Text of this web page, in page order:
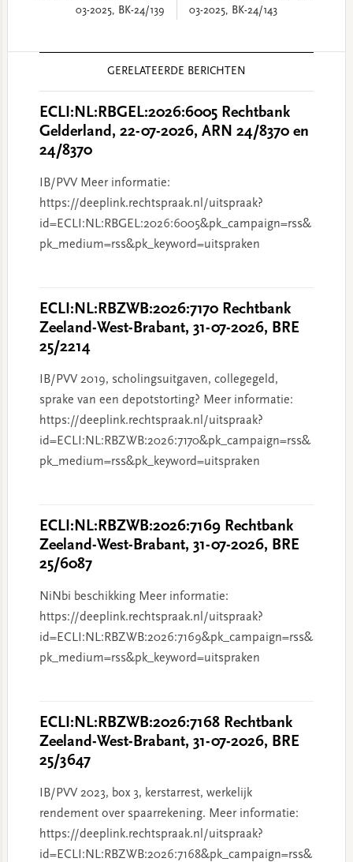
03-2025, BK-24/139
03-2025, BK-24/143
GERELATEERDE BERICHTEN
ECLI:NL:RBGEL:2026:6005 Rechtbank
Gelderland, 22-07-2026, ARN 24/8370 en
24/8370
IB/PVV Meer informatie:
https://deeplink.rechtspraak.nl/uitspraak?
id=ECLI:NL:RBGEL:2026:6005&pk_campaign=rss&
pk_medium=rss&pk_keyword=uitspraken
ECLI:NL:RBZWB:2026:7170 Rechtbank
Zeeland-West-Brabant, 31-07-2026, BRE
25/2214
IB/PVV 2019, scholingsuitgaven, collegegeld,
sprake van een depotstorting? Meer informatie:
https://deeplink.rechtspraak.nl/uitspraak?
id=ECLI:NL:RBZWB:2026:7170&pk_campaign=rss&
pk_medium=rss&pk_keyword=uitspraken
ECLI:NL:RBZWB:2026:7169 Rechtbank
Zeeland-West-Brabant, 31-07-2026, BRE
25/6087
NiNbi beschikking Meer informatie:
https://deeplink.rechtspraak.nl/uitspraak?
id=ECLI:NL:RBZWB:2026:7169&pk_campaign=rss&
pk_medium=rss&pk_keyword=uitspraken
ECLI:NL:RBZWB:2026:7168 Rechtbank
Zeeland-West-Brabant, 31-07-2026, BRE
25/3647
IB/PVV 2023, box 3, kerstarrest, werkelijk
rendement over spaarrekening. Meer informatie:
https://deeplink.rechtspraak.nl/uitspraak?
id=ECLI:NL:RBZWB:2026:7168&pk_campaign=rss&